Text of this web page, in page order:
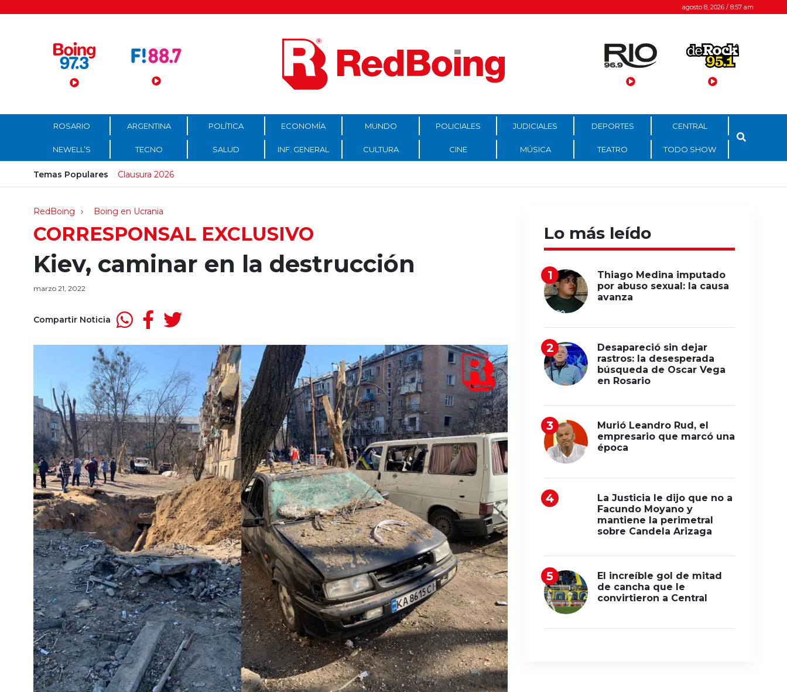
Menú Principal agosto 8, 2026 / 8:57 am
ROSARIO ARGENTINA POLÍTICA ECONOMÍA MUNDO POLICIALES JUDICIALES DEPORTES CENTRAL
NEWELL’S TECNO SALUD INF. GENERAL CULTURA CINE MÚSICA TEATRO TODO SHOW
Temas Populares Clausura 2026
RedBoing Boing en Ucrania
CORRESPONSAL EXCLUSIVO
Kiev, caminar en la destrucción
marzo 21, 2022
Compartir Noticia
Lo más leído
Thiago Medina imputado
por abuso sexual: la causa
avanza
Desapareció sin dejar
rastros: la desesperada
búsqueda de Oscar Vega
en Rosario
Murió Leandro Rud, el
empresario que marcó una
época
La Justicia le dijo que no a
Facundo Moyano y
mantiene la perimetral
sobre Candela Arizaga
El increíble gol de mitad
de cancha que le
convirtieron a Central